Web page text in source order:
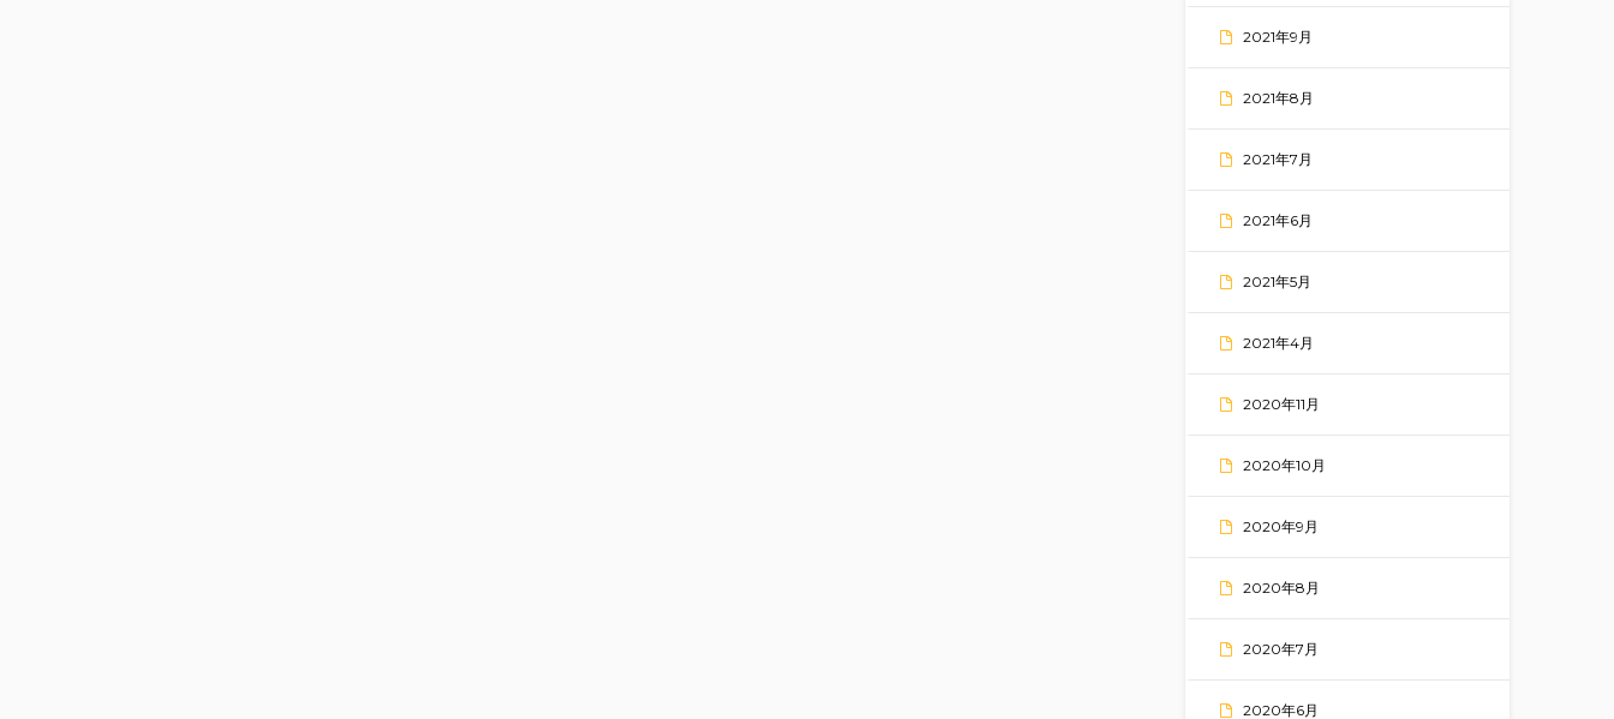
2021年9月
2021年8月
2021年7月
2021年6月
2021年5月
2021年4月
2020年11月
2020年10月
2020年9月
2020年8月
2020年7月
2020年6月